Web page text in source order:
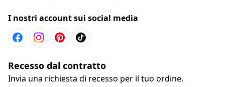
I nostri account sui social media
Recesso dal contratto
Invia una richiesta di recesso per il tuo ordine.